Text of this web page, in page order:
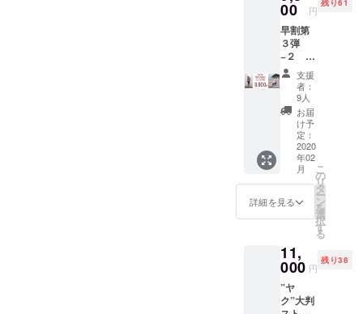
江631-
1）、海
ばたカ
フェレ
ストラ
ン da
PORTO
（福岡
市西区
宮浦
2129-
26）、
または
イベン
ブース
にて
日〜
Shamb
alha in
your
heart in
ヘッド
ヒーリ
ング
か、感
情デ
トック
スにも
なる、
お腹
マッ
サージ
をプレ
ゼン
ト。 施
福岡県
糸島市
Shanti
Thai
Healing
店舗
（福岡
レイ＆
ホワイ
ト ３、
ブラウ
ン系＆
ホワイ
ト ４、
ピンク
＆ホワ
イト ※
ピンク
に関し
ては、
現地の
事情に
より、
できな
い場合
あり、
その場
若干の
誤差は
ご了承
くださ
い。 色
を選択
してく
ださ
い。
１、ホ
ワイ
ト
（染め
や漂白
がない
ナチュ
２、グ
レイ＆
ホワイ
ト ３、
ブラウ
00 円
残り61
早割第
３弾
−２ ：
ヤク
100%大
判ス
トール
”ホワイ
ト”、”
色柄お
任せ”
限定７
０ カ
ラーホ
ワイ
ト、も
色柄限
定はこ
ちらか
らお申
し込み
支援
者：
9人
お届
け予
定：
2020
年02
月
詳細を見る
こ
の
リ
タ
ー
ン
を
選
択
す
る
11,
000 円
残り38
”ヤ
ク”大判